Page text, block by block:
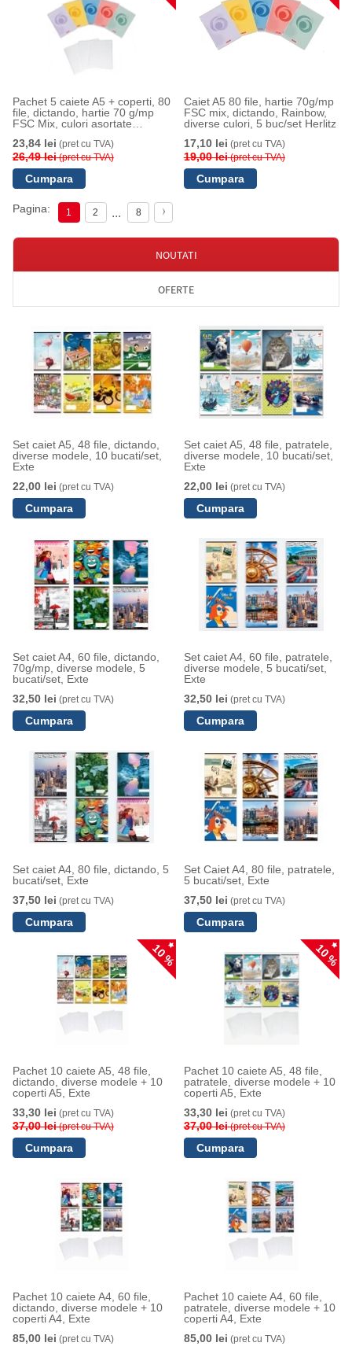
Pachet 5 caiete A5 + coperti, 80
file, dictando, hartie 70 g/mp
FSC Mix, culori asortate
23,84 lei (pret cu TVA)
26,49 lei(pret cu TVA)
Caiet A5 80 file, hartie 70g/mp
FSC mix, dictando, Rainbow,
diverse culori, 5 buc/set Herlitz
17,10 lei (pret cu TVA)
19,00 lei(pret cu TVA)
Pagina: 1 2 ... 8
NOUTATI
OFERTE
Set caiet A5, 48 file, dictando,
diverse modele, 10 bucati/set,
Exte
22,00 lei (pret cu TVA)
Set caiet A5, 48 file, patratele,
diverse modele, 10 bucati/set,
Exte
22,00 lei (pret cu TVA)
Set caiet A4, 60 file, dictando,
70g/mp, diverse modele, 5
bucati/set, Exte
32,50 lei (pret cu TVA)
Set caiet A4, 60 file, patratele,
diverse modele, 5 bucati/set,
Exte
32,50 lei (pret cu TVA)
Set caiet A4, 80 file, dictando, 5
bucati/set, Exte
37,50 lei (pret cu TVA)
Set Caiet A4, 80 file, patratele,
5 bucati/set, Exte
37,50 lei (pret cu TVA)
10 %
Pachet 10 caiete A5, 48 file,
dictando, diverse modele + 10
coperti A5, Exte
33,30 lei (pret cu TVA)
37,00 lei(pret cu TVA)
10 %
Pachet 10 caiete A5, 48 file,
patratele, diverse modele + 10
coperti A5, Exte
33,30 lei (pret cu TVA)
37,00 lei(pret cu TVA)
Pachet 10 caiete A4, 60 file,
dictando, diverse modele + 10
coperti A4, Exte
85,00 lei (pret cu TVA)
Pachet 10 caiete A4, 60 file,
patratele, diverse modele + 10
coperti A4, Exte
85,00 lei (pret cu TVA)